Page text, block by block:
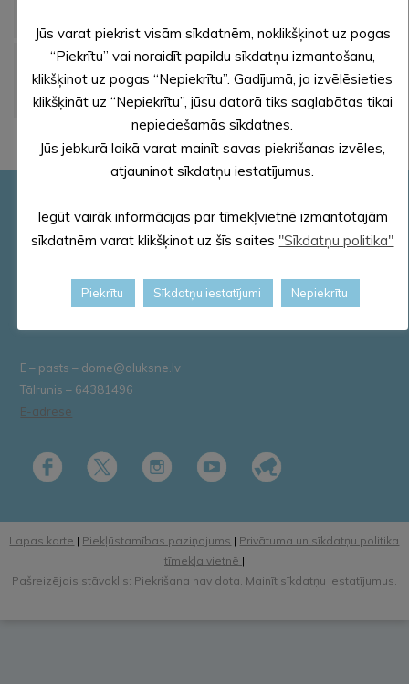
Iesniegums par palīdzību
dzīvojamās telpas
jautājumu risināšanā
Veidlapa
Pašvaldības rekvizīti
Reģ. Nr.90000018622
AS „SEB banka”
E – pasts – dome@aluksne.lv
Tālrunis – 64381496
E-adrese
Lapas karte | Piekļūstamības paziņojums | Privātuma un sīkdatņu politika
tīmekļa vietnē |
Pašreizējais stāvoklis: Piekrišana nav dota. Mainīt sīkdatņu iestatījumus.
Jūs varat piekrist visām sīkdatnēm, noklikšķinot uz pogas
“Piekrītu” vai noraidīt papildu sīkdatņu izmantošanu,
klikšķinot uz pogas “Nepiekrītu”. Gadījumā, ja izvēlēsieties
klikšķināt uz “Nepiekrītu”, jūsu datorā tiks saglabātas tikai
nepieciešamās sīkdatnes.
Jūs jebkurā laikā varat mainīt savas piekrišanas izvēles,
atjauninot sīkdatņu iestatījumus.
Iegūt vairāk informācijas par tīmekļvietnē izmantotajām
sīkdatnēm varat klikšķinot uz šīs saites "Sīkdatņu politika"
Piekrītu Sīkdatņu iestatījumi Nepiekrītu